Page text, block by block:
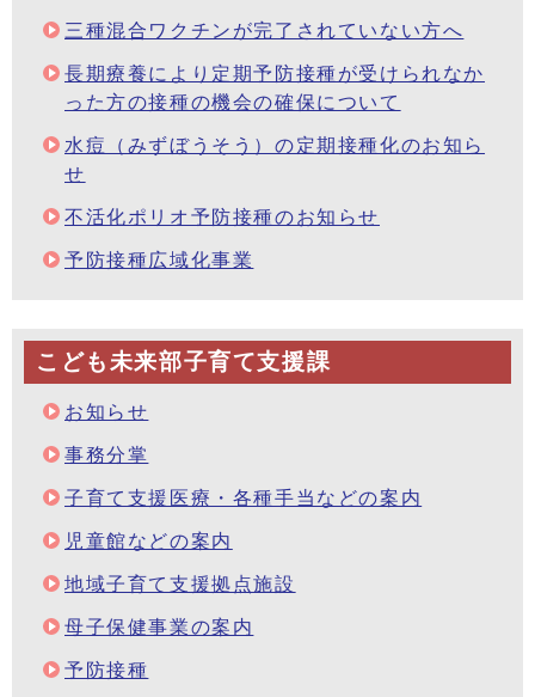
三種混合ワクチンが完了されていない方へ
長期療養により定期予防接種が受けられなか
った方の接種の機会の確保について
水痘（みずぼうそう）の定期接種化のお知ら
せ
不活化ポリオ予防接種のお知らせ
予防接種広域化事業
こども未来部子育て支援課
お知らせ
事務分掌
子育て支援医療・各種手当などの案内
児童館などの案内
地域子育て支援拠点施設
母子保健事業の案内
予防接種